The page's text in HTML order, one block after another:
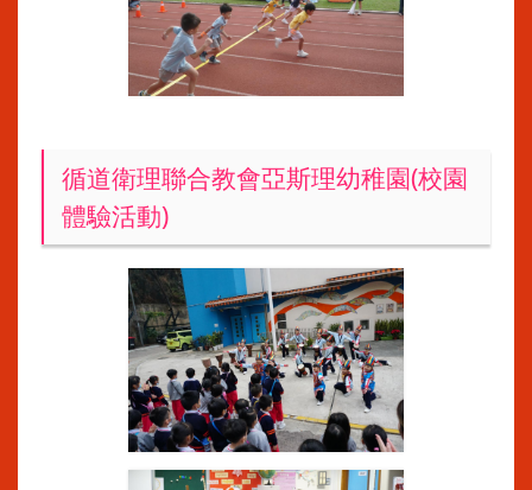
循道衛理聯合教會亞斯理幼稚園(校園
體驗活動)